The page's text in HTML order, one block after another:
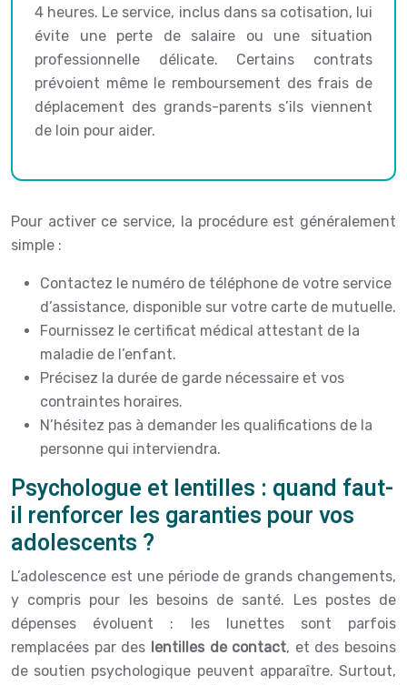
4 heures. Le service, inclus dans sa cotisation, lui
évite une perte de salaire ou une situation
professionnelle délicate. Certains contrats
prévoient même le remboursement des frais de
déplacement des grands-parents s’ils viennent
de loin pour aider.
Pour activer ce service, la procédure est généralement
simple :
Contactez le numéro de téléphone de votre service
d’assistance, disponible sur votre carte de mutuelle.
Fournissez le certificat médical attestant de la
maladie de l’enfant.
Précisez la durée de garde nécessaire et vos
contraintes horaires.
N’hésitez pas à demander les qualifications de la
personne qui interviendra.
Psychologue et lentilles : quand faut-
il renforcer les garanties pour vos
adolescents ?
L’adolescence est une période de grands changements,
y compris pour les besoins de santé. Les postes de
dépenses évoluent : les lunettes sont parfois
remplacées par des lentilles de contact, et des besoins
de soutien psychologique peuvent apparaître. Surtout,